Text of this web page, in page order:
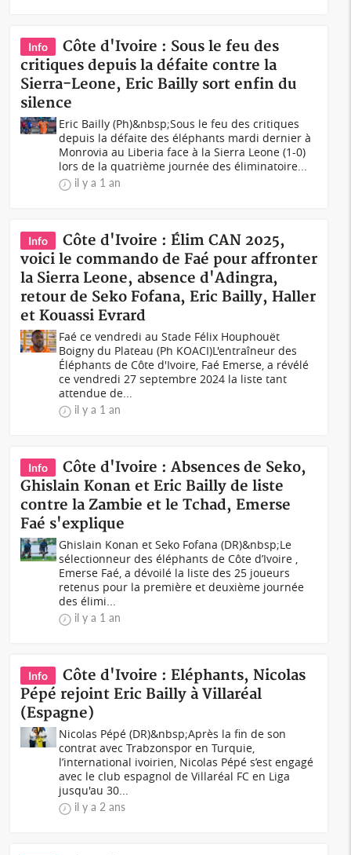
Info
Côte d'Ivoire : Sous le feu des
critiques depuis la défaite contre la
Sierra-Leone, Eric Bailly sort enfin du
silence
Eric Bailly (Ph)&nbsp;Sous le feu des critiques
depuis la défaite des éléphants mardi dernier à
Monrovia au Liberia face à la Sierra Leone (1-0)
lors de la quatrième journée des éliminatoire...
il y a 1 an
Info
Côte d'Ivoire : Élim CAN 2025,
voici le commando de Faé pour affronter
la Sierra Leone, absence d'Adingra,
retour de Seko Fofana, Eric Bailly, Haller
et Kouassi Evrard
Faé ce vendredi au Stade Félix Houphouët
Boigny du Plateau (Ph KOACI)L'entraîneur des
Éléphants de Côte d'Ivoire, Faé Emerse, a révélé
ce vendredi 27 septembre 2024 la liste tant
attendue de...
il y a 1 an
Info
Côte d'Ivoire : Absences de Seko,
Ghislain Konan et Eric Bailly de liste
contre la Zambie et le Tchad, Emerse
Faé s'explique
Ghislain Konan et Seko Fofana (DR)&nbsp;Le
sélectionneur des éléphants de Côte d’Ivoire ,
Emerse Faé, a dévoilé la liste des 25 joueurs
retenus pour la première et deuxième journée
des élimi...
il y a 1 an
Info
Côte d'Ivoire : Eléphants, Nicolas
Pépé rejoint Eric Bailly à Villaréal
(Espagne)
Nicolas Pépé (DR)&nbsp;Après la fin de son
contrat avec Trabzonspor en Turquie,
l’international ivoirien, Nicolas Pépé s’est engagé
avec le club espagnol de Villaréal FC en Liga
jusqu'au 30...
il y a 2 ans